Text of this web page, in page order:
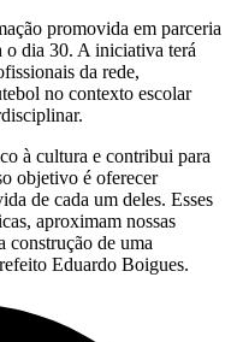
promovida em parceria
o dia 30. A iniciativa terá
da rede,
no contexto escolar
à cultura e contribui para
objetivo é oferecer
de cada um deles. Esses
aproximam nossas
construção de uma
Eduardo Boigues.